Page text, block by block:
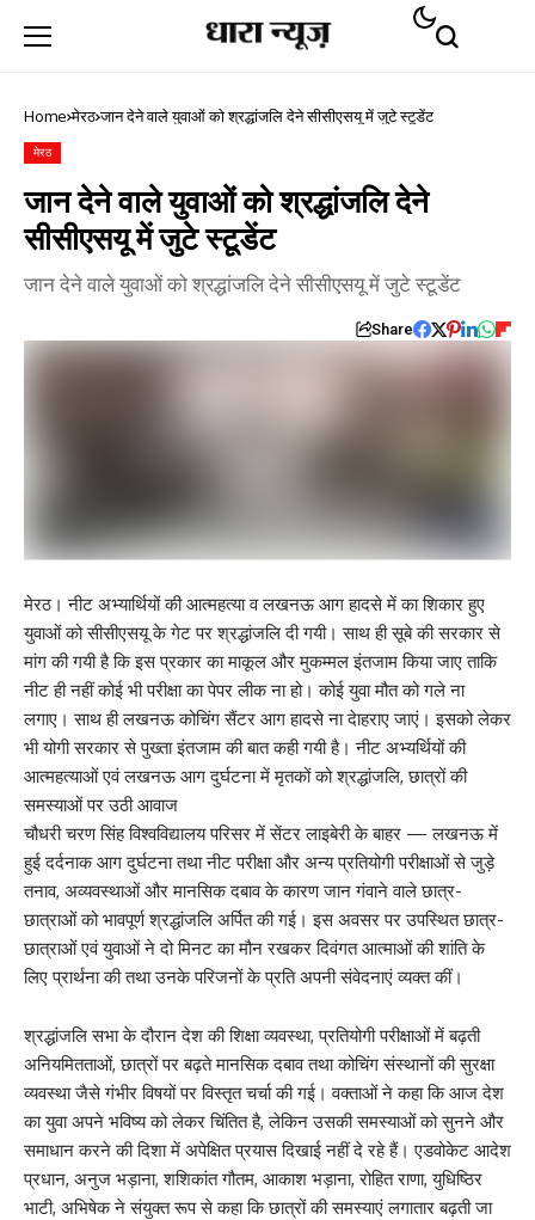
Home मेरठ जान देने वाले युवाओं को श्रद्धांजलि देने सीसीएसयू में जुटे स्टूडेंट
मेरठ
जान देने वाले युवाओं को श्रद्धांजलि देने
सीसीएसयू में जुटे स्टूडेंट
जान देने वाले युवाओं को श्रद्धांजलि देने सीसीएसयू में जुटे स्टूडेंट
Share
मेरठ। नीट अभ्यार्थियों की आत्महत्या व लखनऊ आग हादसे में का शिकार हुए
युवाओं को सीसीएसयू के गेट पर श्रद्धांजलि दी गयी। साथ ही सूबे की सरकार से
मांग की गयी है कि इस प्रकार का माकूल और मुकम्मल इंतजाम किया जाए ताकि
नीट ही नहीं कोई भी परीक्षा का पेपर लीक ना हो। कोई युवा मौत को गले ना
लगाए। साथ ही लखनऊ कोचिंग सैंटर आग हादसे ना देाहराए जाएं। इसको लेकर
भी योगी सरकार से पुख्ता इंतजाम की बात कही गयी है। नीट अभ्यर्थियों की
आत्महत्याओं एवं लखनऊ आग दुर्घटना में मृतकों को श्रद्धांजलि, छात्रों की
समस्याओं पर उठी आवाज
चौधरी चरण सिंह विश्वविद्यालय परिसर में सेंटर लाइबेरी के बाहर — लखनऊ में
हुई दर्दनाक आग दुर्घटना तथा नीट परीक्षा और अन्य प्रतियोगी परीक्षाओं से जुड़े
तनाव, अव्यवस्थाओं और मानसिक दबाव के कारण जान गंवाने वाले छात्र-
छात्राओं को भावपूर्ण श्रद्धांजलि अर्पित की गई। इस अवसर पर उपस्थित छात्र-
छात्राओं एवं युवाओं ने दो मिनट का मौन रखकर दिवंगत आत्माओं की शांति के
लिए प्रार्थना की तथा उनके परिजनों के प्रति अपनी संवेदनाएं व्यक्त कीं।
श्रद्धांजलि सभा के दौरान देश की शिक्षा व्यवस्था, प्रतियोगी परीक्षाओं में बढ़ती
अनियमितताओं, छात्रों पर बढ़ते मानसिक दबाव तथा कोचिंग संस्थानों की सुरक्षा
व्यवस्था जैसे गंभीर विषयों पर विस्तृत चर्चा की गई। वक्ताओं ने कहा कि आज देश
का युवा अपने भविष्य को लेकर चिंतित है, लेकिन उसकी समस्याओं को सुनने और
समाधान करने की दिशा में अपेक्षित प्रयास दिखाई नहीं दे रहे हैं। एडवोकेट आदेश
प्रधान, अनुज भड़ाना, शशिकांत गौतम, आकाश भड़ाना, रोहित राणा, युधिष्ठिर
भाटी, अभिषेक ने संयुक्त रूप से कहा कि छात्रों की समस्याएं लगातार बढ़ती जा